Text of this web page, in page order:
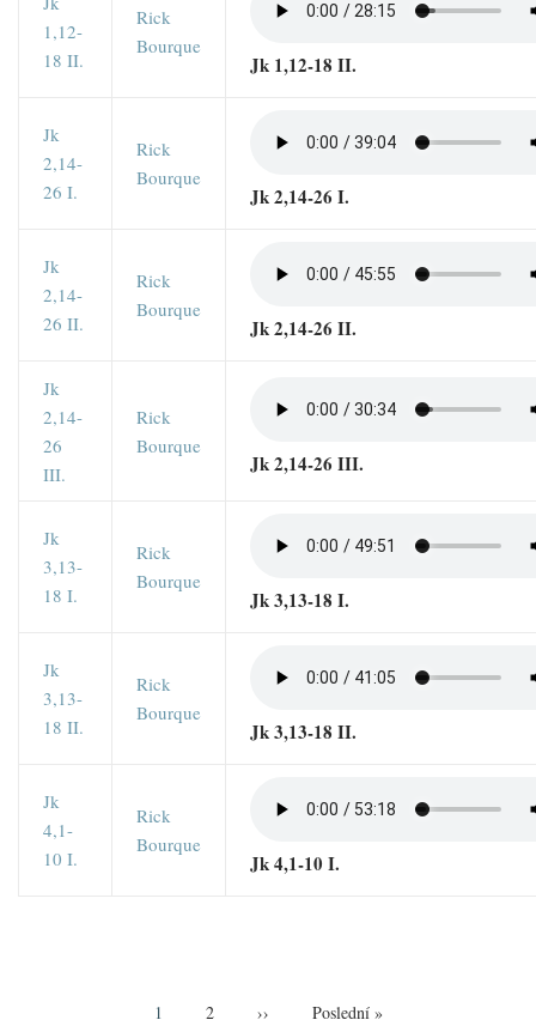
1,12-
18 II.
Rick
Bourque
Jk 1,12-18 II.
Jk
2,14-
26 I.
Rick
Bourque
Jk 2,14-26 I.
Jk
2,14-
26 II.
Rick
Bourque
Jk 2,14-26 II.
Jk
2,14-
26
III.
Rick
Bourque
Jk 2,14-26 III.
Jk
3,13-
18 I.
Rick
Bourque
Jk 3,13-18 I.
Jk
3,13-
18 II.
Rick
Bourque
Jk 3,13-18 II.
Jk
4,1-
10 I.
Rick
Bourque
Jk 4,1-10 I.
Aktuální
1 Page
2 Následující
›› Poslední
Poslední »